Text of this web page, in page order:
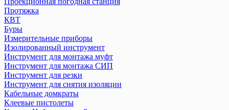
Протяжка
КВТ
Буры
Измерительные приборы
Изолированный инструмент
Инструмент для монтажа муфт
Инструмент для монтажа СИП
Инструмент для резки
Инструмент для снятия изоляции
Кабельные домкраты
Клеевые пистолеты